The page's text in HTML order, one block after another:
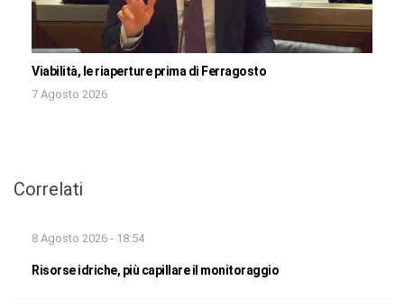
Viabilità, le riaperture prima di Ferragosto
7 Agosto 2026
Correlati
8 Agosto 2026 - 18:54
Risorse idriche, più capillare il monitoraggio